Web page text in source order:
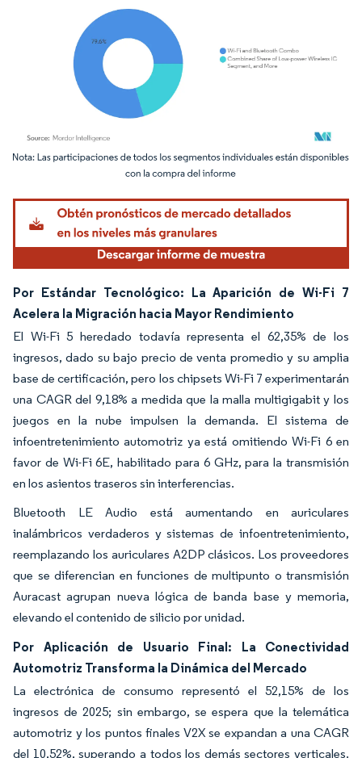
Imagen © Mordor Intelligence. El uso requiere atribución según CC BY 4.0.
Por Estándar Tecnológico: La Aparición de Wi-Fi 7
Acelera la Migración hacia Mayor Rendimiento
El Wi-Fi 5 heredado todavía representa el 62,35% de los
ingresos, dado su bajo precio de venta promedio y su amplia
base de certificación, pero los chipsets Wi-Fi 7 experimentarán
una CAGR del 9,18% a medida que la malla multigigabit y los
juegos en la nube impulsen la demanda. El sistema de
infoentretenimiento automotriz ya está omitiendo Wi-Fi 6 en
favor de Wi-Fi 6E, habilitado para 6 GHz, para la transmisión
en los asientos traseros sin interferencias.
Bluetooth LE Audio está aumentando en auriculares
inalámbricos verdaderos y sistemas de infoentretenimiento,
reemplazando los auriculares A2DP clásicos. Los proveedores
que se diferencian en funciones de multipunto o transmisión
Auracast agrupan nueva lógica de banda base y memoria,
elevando el contenido de silicio por unidad.
Por Aplicación de Usuario Final: La Conectividad
Automotriz Transforma la Dinámica del Mercado
La electrónica de consumo representó el 52,15% de los
ingresos de 2025; sin embargo, se espera que la telemática
automotriz y los puntos finales V2X se expandan a una CAGR
del 10,52%, superando a todos los demás sectores verticales.